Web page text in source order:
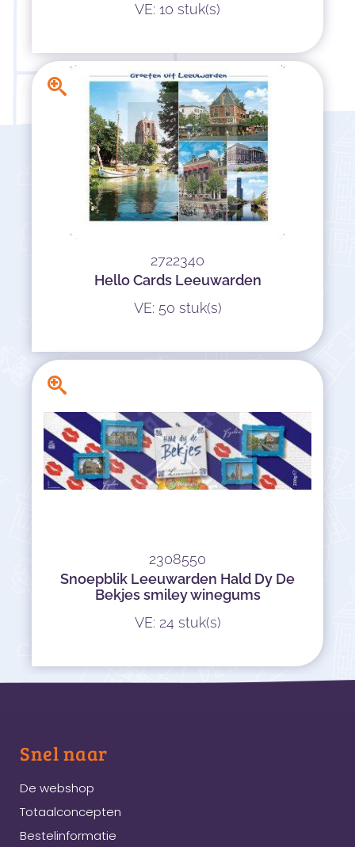
VE: 10 stuk(s)
2722340
Hello Cards Leeuwarden
VE: 50 stuk(s)
2308550
Snoepblik Leeuwarden Hald Dy De
Bekjes smiley winegums
VE: 24 stuk(s)
Snel naar
De webshop
Totaalconcepten
Bestelinformatie